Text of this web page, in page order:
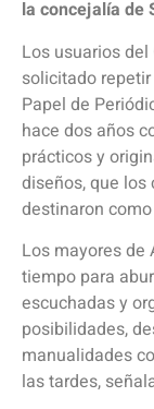
la concejalía de
Los usuarios
solicitado
Papel de
hace dos años
prácticos y
diseños, que los
destinaron
Los mayores de
tiempo para
escuchadas y
posibilidades,
manualidades
las tardes,